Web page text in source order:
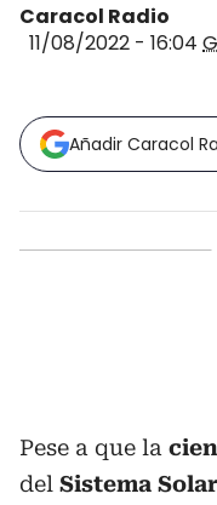
Caracol Radio
11/08/2022 - 16:04
Añadir Caracol
Pese a que la
del Sistema